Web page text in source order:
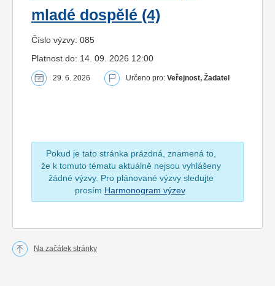
mladé dospělé (4)
Číslo výzvy: 085
Platnost do: 14. 09. 2026 12:00
29. 6. 2026 Určeno pro: Veřejnost, Žadatel
Pokud je tato stránka prázdná, znamená to,
že k tomuto tématu aktuálně nejsou vyhlášeny
žádné výzvy. Pro plánované výzvy sledujte
prosím Harmonogram výzev.
Na začátek stránky